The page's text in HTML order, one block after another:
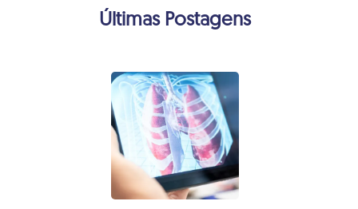
Últimas Postagens